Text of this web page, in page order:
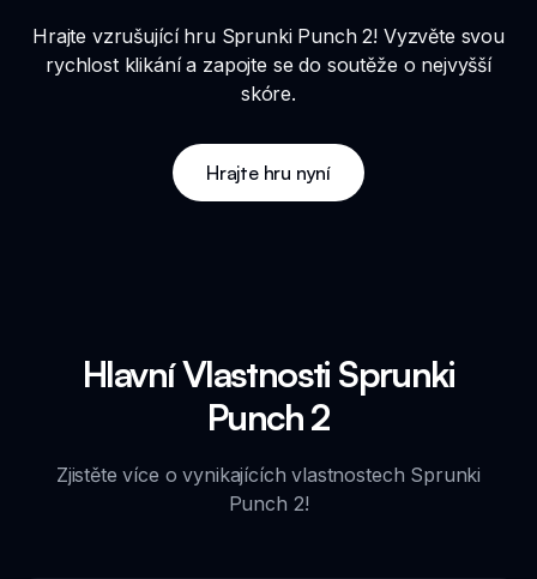
Hrajte vzrušující hru Sprunki Punch 2! Vyzvěte svou
rychlost klikání a zapojte se do soutěže o nejvyšší
skóre.
Hrajte hru nyní
Hlavní Vlastnosti Sprunki
Punch 2
Zjistěte více o vynikajících vlastnostech Sprunki
Punch 2!